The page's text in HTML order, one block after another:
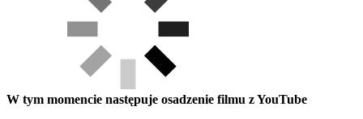
W tym momencie następuje osadzenie filmu z YouTube